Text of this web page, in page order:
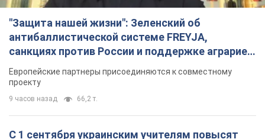
"Защита нашей жизни": Зеленский об
антибаллистической системе FREYJA,
санкциях против России и поддержке аграриев.
Видео
Европейские партнеры присоединяются к совместному
проекту
9 часов назад 66,2 т.
С 1 сентября украинским учителям повысят